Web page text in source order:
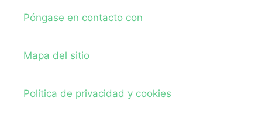
Póngase en contacto con
Mapa del sitio
Política de privacidad y cookies